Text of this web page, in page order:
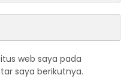
web saya pada
saya berikutnya.